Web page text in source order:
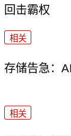
回击霸权
相关
存储告急：
相关